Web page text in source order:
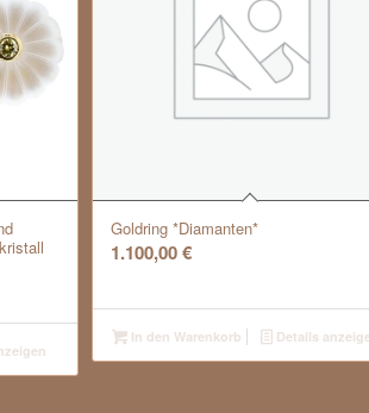
Goldring *Diamanten*
1.100,00€
In den Warenkorb Details